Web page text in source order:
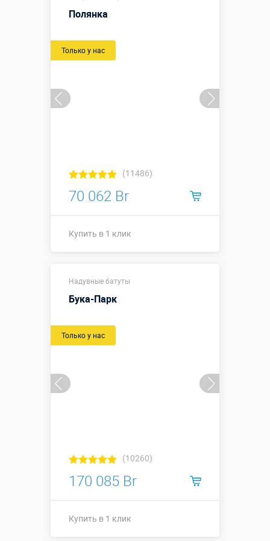
Больше деталей →
Купить в 1 клик
Полянка
Только у нас
(11486)
70 062 Br
Купить в 1 клик
Размеры, м:
Больше деталей →
Купить в 1 клик
Надувные батуты
Бука-Парк
Только у нас
(10260)
170 085 Br
Купить в 1 клик